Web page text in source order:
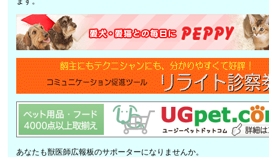
あなたも獣医師広報板のサポーターになりませんか。